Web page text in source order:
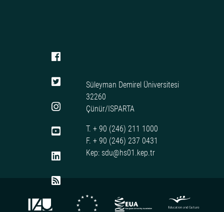
Süleyman Demirel Üniversitesi
32260
Çünür/ISPARTA
T. + 90 (246) 211 1000
F. + 90 (246) 237 0431
Kep: sdu@hs01.kep.tr